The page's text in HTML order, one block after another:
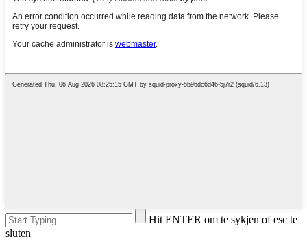
Hit ENTER om te sykjen of esc te
sluten